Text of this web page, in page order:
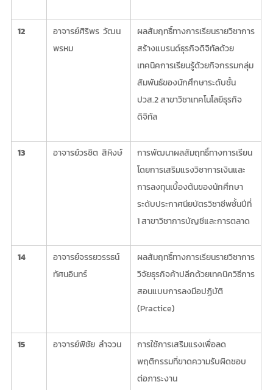
12
อาจารย์ศิริพร วัฒน
พรหม
ผลสัมฤทธิ์ทางการเรียนรายวิชาการ
สร้างแบรนด์ธุรกิจดิจิทัลด้วย
เทคนิคการเรียนรู้ด้วยกิจกรรมกลุ่ม
สัมพันธ์ของนักศึกษาระดับชั้น
ปวส.2 สาขาวิชาเทคโนโลยีธุรกิจ
ดิจิทัล
13 อาจารย์วรชิต สิหิงษ์
การพัฒนาผลสัมฤทธิ์ทางการเรียน
โดยการเสริมแรงวิชาการเงินและ
การลงทุนเบื้องต้นของนักศึกษา
ระดับประกาศนียบัตรวิชาชีพชั้นปีที่
1 สาขาวิชาการบัญชีและการตลาด
14
อาจารย์จรรยวรรธน์
ทัศนอินทร์
ผลสัมฤทธิ์ทางการเรียนรายวิชาการ
วิจัยธุรกิจค้าปลีกด้วยเทคนิควิธีการ
สอนแบบการลงมือปฏิบัติ
(Practice)
15 อาจารย์พิชัย ลำจวน
การใช้การเสริมแรงเพื่อลด
พฤติกรรมที่ขาดความรับผิดชอบ
ต่อภาระงาน